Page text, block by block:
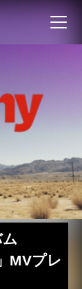
MVプレ